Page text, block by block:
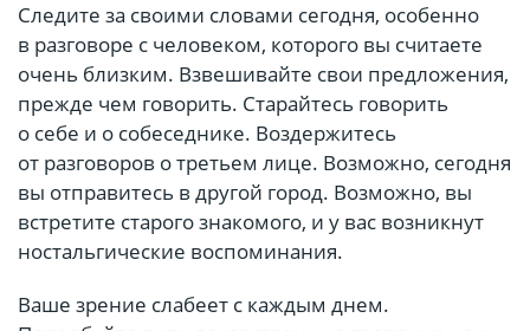
Следите за своими словами сегодня, особенно
в разговоре с человеком, которого вы считаете
очень близким. Взвешивайте свои предложения,
прежде чем говорить. Старайтесь говорить
о себе и о собеседнике. Воздержитесь
от разговоров о третьем лице. Возможно, сегодня
вы отправитесь в другой город. Возможно, вы
встретите старого знакомого, и у вас возникнут
ностальгические воспоминания.
Ваше зрение слабеет с каждым днем.